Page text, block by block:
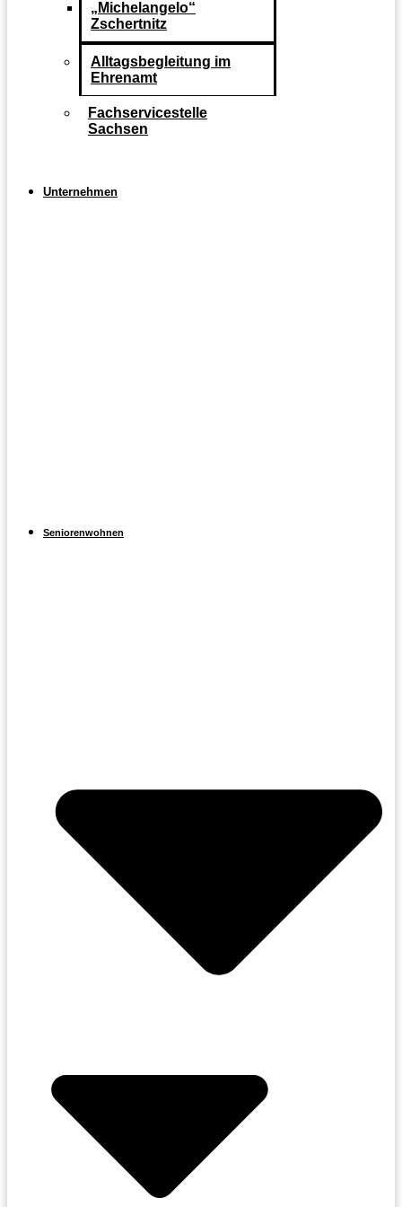
„Michelangelo“
Zschertnitz
Alltagsbegleitung im
Ehrenamt
Fachservicestelle
Sachsen
Seniorenwohnen
Unternehmen